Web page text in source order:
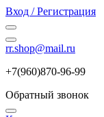
Вход / Регистрация
rr.shop@mail.ru
+7(960)870-96-99
Обратный звонок